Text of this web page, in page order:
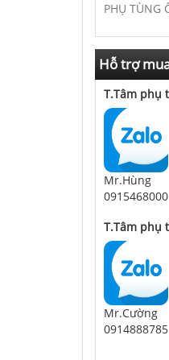
PHỤ TÙNG
Hỗ trợ
T.Tâm phụ
Mr.Hùng
0915468000
T.Tâm phụ
Mr.Cường
0914888785